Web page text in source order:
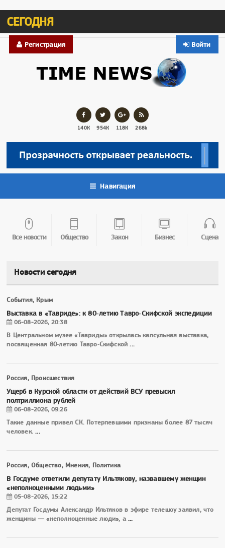
СЕГОДНЯ
Войти
Регистрация
140К 954К 118К 268k
Навигация
Все новости Общество Закон Бизнес Сцена
Новости сегодня
События, Крым
Выставка в «Тавриде»: к 80‑летию Тавро‑Скифской экспедиции
06-08-2026, 20:38
В Центральном музее «Тавриды» открылась капсульная выставка,
посвященная 80‑летию Тавро‑Скифской...
Россия, Происшествия
Ущерб в Курской области от действий ВСУ превысил
полтриллиона рублей
06-08-2026, 09:26
Такие данные привел СК. Потерпевшими признаны более 87 тысяч
человек....
Россия, Общество, Мнения, Политика
В Госдуме ответили депутату Ильтякову, назвавшему женщин
«неполноценными людьми»
05-08-2026, 15:22
Депутат Госдумы Александр Ильтяков в эфире телешоу заявил, что
женщины — «неполноценные люди», а...